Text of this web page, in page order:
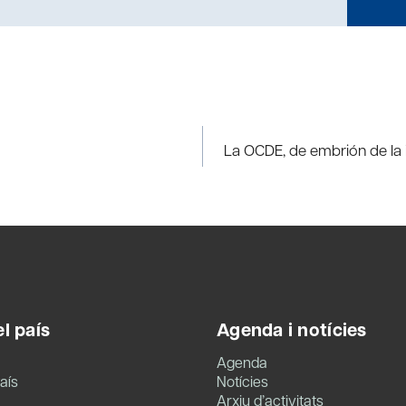
La OCDE, de embrión de
país Agenda i notícies
Agenda
Notícies
Arxiu d’activitats